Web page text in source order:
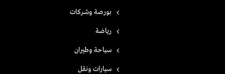
بورصة وشركات
رياضة
سياحة وطيران
سيارات ونقل